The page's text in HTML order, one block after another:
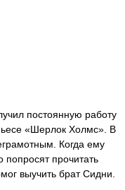
постоянную работу
«Шерлок Холмс». В
Когда ему
попросят прочитать
выучить брат Сидни.